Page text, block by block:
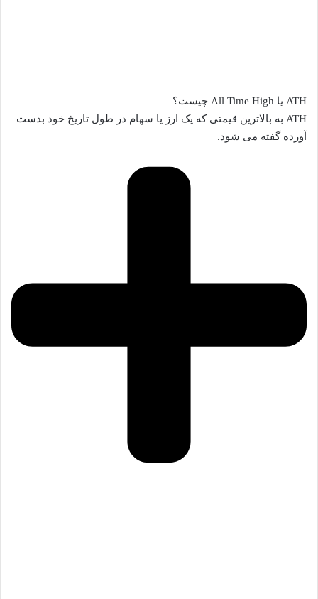
ATH یا All Time High چیست؟
ATH به بالاترین قیمتی که یک ارز یا سهام در طول تاریخ خود بدست
آورده گفته می شود.